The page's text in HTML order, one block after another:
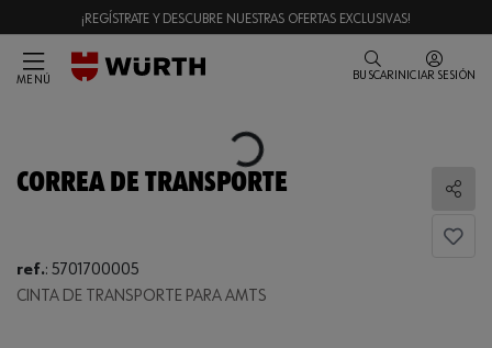
¡REGÍSTRATE Y DESCUBRE NUESTRAS OFERTAS EXCLUSIVAS!
MENÚ BUSCAR INICIAR SESIÓN
Loading...
CORREA DE TRANSPORTE
ref.: 5701700005
CINTA DE TRANSPORTE PARA AMTS